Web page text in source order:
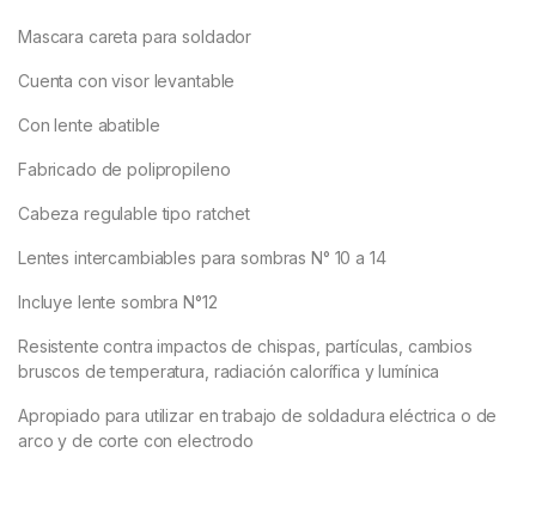
Mascara careta para soldador
Cuenta con visor levantable
Con lente abatible
Fabricado de polipropileno
Cabeza regulable tipo ratchet
Lentes intercambiables para sombras N° 10 a 14
Incluye lente sombra N°12
Resistente contra impactos de chispas, partículas, cambios
bruscos de temperatura, radiación calorífica y lumínica
Apropiado para utilizar en trabajo de soldadura eléctrica o de
arco y de corte con electrodo